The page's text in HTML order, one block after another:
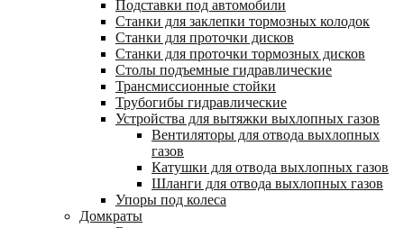
Подставки под автомобили
Станки для заклепки тормозных колодок
Станки для проточки дисков
Станки для проточки тормозных дисков
Столы подъемные гидравлические
Трансмиссионные стойки
Трубогибы гидравлические
Устройства для вытяжки выхлопных газов
Вентиляторы для отвода выхлопных
газов
Катушки для отвода выхлопных газов
Шланги для отвода выхлопных газов
Упоры под колеса
Домкраты